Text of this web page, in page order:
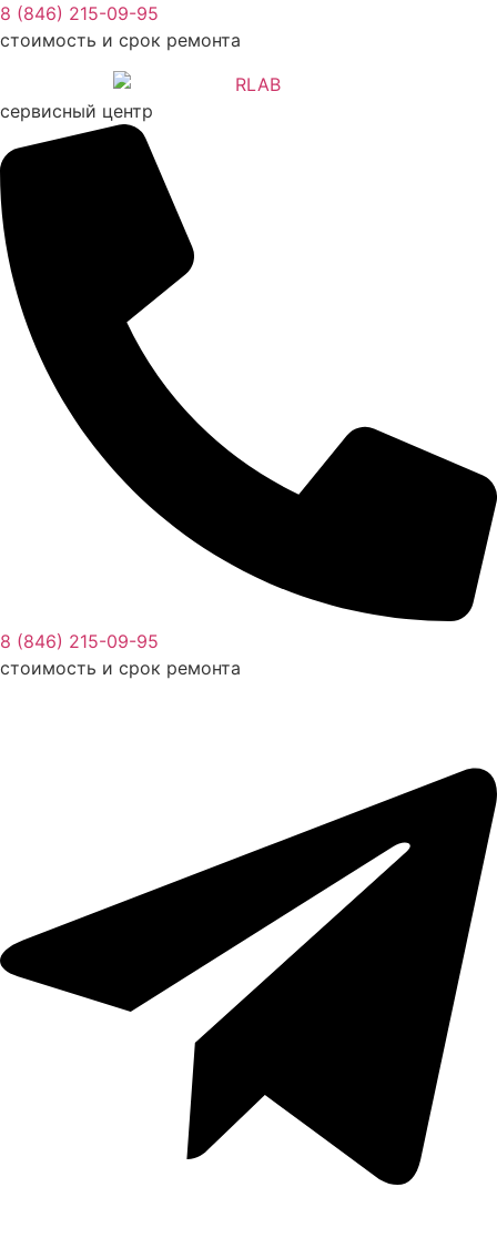
Перейти
к
содержимому
8 (846) 215-09-95
стоимость и срок ремонта
сервисный центр
8 (846) 215-09-95
стоимость и срок ремонта